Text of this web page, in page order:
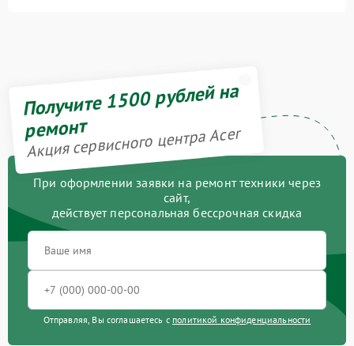
Получите 1500 рублей на
ремонт
Акция сервисного центра Acer
При оформлении заявки на ремонт техники через
сайт,
действует персональная бессрочная скидка
Отправляя, Вы соглашаетесь с политикой конфиденциальности